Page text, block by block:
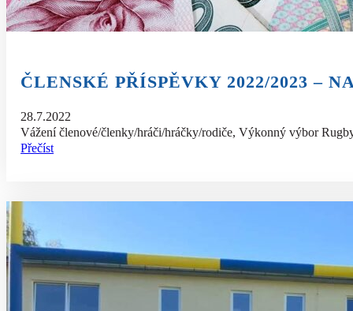
ČLENSKÉ PŘÍSPĚVKY 2022/2023 –
28.7.2022
Vážení členové/členky/hráči/hráčky/rodiče, Výkonný výbor
Přečíst